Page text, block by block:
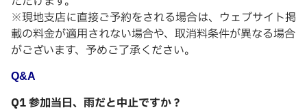
※現地支店に直接ご予約をされる場合は、ウェブサイト掲
載の料金が適用されない場合や、取消料条件が異なる場合
がございます、予めご了承ください。
Q&A
Q1 参加当日、雨だと中止ですか？